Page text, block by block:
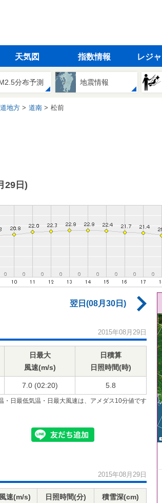
天気図 指数情報 レジ
分布予測 地震情報
地方 道南 松前
29日)
翌日(08月30日)
2015年08月29日
日最大
風速(m/s)
日積算
日照時間(時)
7.0 (02:20) 5.8
・日最低気温・日最大風速は、アメダス10分値です
2015年08月29日
風速(m/s) 日照時間(分) 積雪深(cm)